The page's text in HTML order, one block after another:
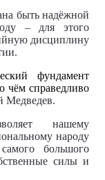
быть надёжной
– для этого
дисциплину
фундамент
чём справедливо
Медведев.
нашему
народу
большого
силы и